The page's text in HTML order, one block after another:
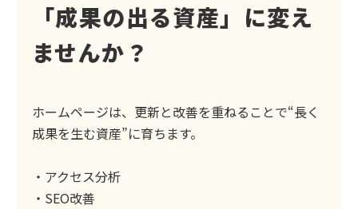
「成果の出る資産」に変え
ませんか？
ホームページは、更新と改善を重ねることで“長く
成果を生む資産”に育ちます。
・アクセス分析
・SEO改善